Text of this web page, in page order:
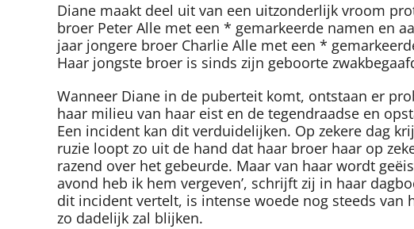
Diane maakt deel uit van een uitzonderlijk vroom
broer Peter Alle met een * gemarkeerde namen en
jaar jongere broer Charlie Alle met een *
Haar jongste broer is sinds zijn geboorte
Wanneer Diane in de puberteit komt, ontstaan er
haar milieu van haar eist en de tegendraadse en
Een incident kan dit verduidelijken. Op zekere dag
ruzie loopt zo uit de hand dat haar broer haar op
razend over het gebeurde. Maar van haar wordt
avond heb ik hem vergeven’, schrijft zij in haar
dit incident vertelt, is intense woede nog steeds van
zo dadelijk zal blijken.